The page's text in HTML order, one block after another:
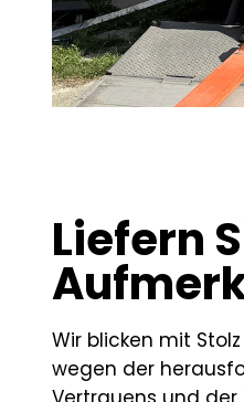
Liefern
Wir blicken mit
wegen der